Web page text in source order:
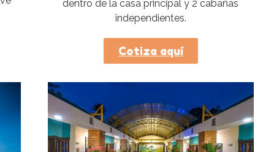
dentro de la casa principal y 2 cabañas
independientes.
Cotiza aquí